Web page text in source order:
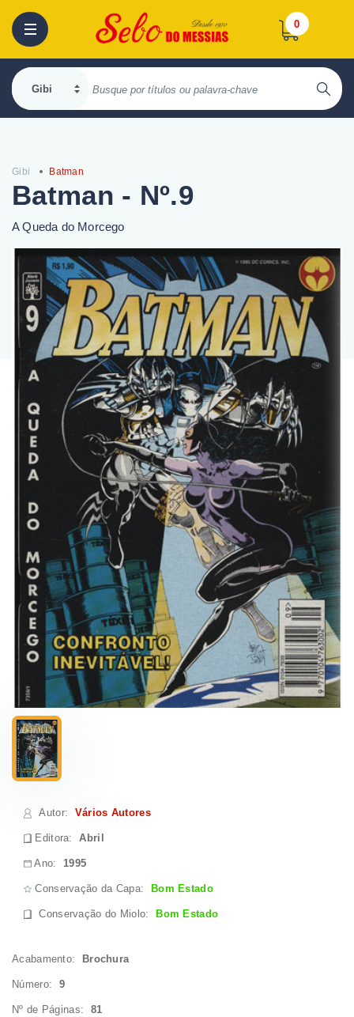
0
Gibi Batman
Batman - Nº.9
A Queda do Morcego
Autor: Vários Autores
Editora:Abril
Ano: 1995
Conservação da Capa: Bom Estado
Conservação do Miolo:Bom Estado
Acabamento: Brochura
Número: 9
Nº de Páginas: 81